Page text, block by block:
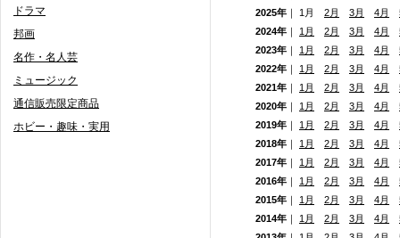
ドラマ
邦画
名作・名人芸
ミュージック
通信販売限定商品
ホビー・趣味・実用
2025年 ｜ 1月 2月 3月 4月
2024年 ｜ 1月 2月 3月 4月
2023年 ｜ 1月 2月 3月 4月
2022年 ｜ 1月 2月 3月 4月
2021年 ｜ 1月 2月 3月 4月
2020年 ｜ 1月 2月 3月 4月
2019年 ｜ 1月 2月 3月 4月
2018年 ｜ 1月 2月 3月 4月
2017年 ｜ 1月 2月 3月 4月
2016年 ｜ 1月 2月 3月 4月
2015年 ｜ 1月 2月 3月 4月
2014年 ｜ 1月 2月 3月 4月